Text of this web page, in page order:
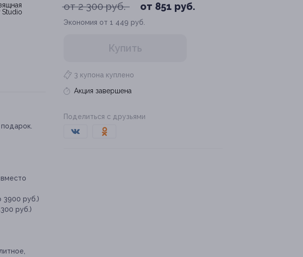
от 2 300 руб. от 851 руб.
Экономия от 1 449 руб.
Купить
3 купона куплено
Акция завершена
Поделиться с друзьями
3900 руб.)
руб.)